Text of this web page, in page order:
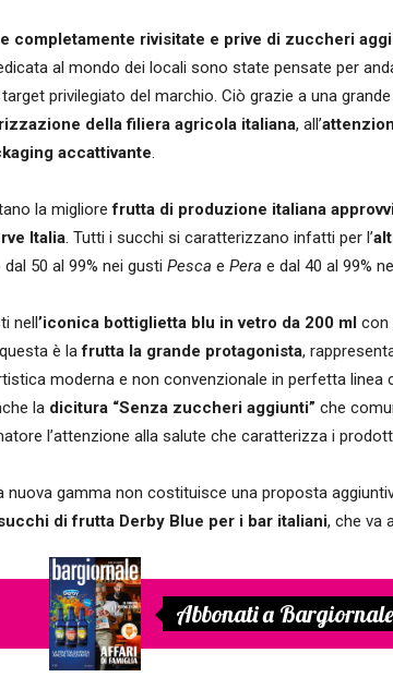
completamente rivisitate e prive di zuccheri
al mondo dei locali sono state pensate per
privilegiato del marchio. Ciò grazie a una grande
della filiera agricola italiana, all’
accattivante.
la migliorefrutta di produzione italiana
Italia. Tutti i succhi si caratterizzano infatti per l’
50 al 99% nei gusti Pesca e Pera e dal 40 al 99%
nell’iconica bottiglietta blu in vetro da 200 ml con
è lafrutta la grande protagonista,
moderna e non convenzionale in perfetta linea
la dicitura “Senza zuccheri aggiunti” che
l’attenzione alla salute che caratterizza i
nuova gamma non costituisce una proposta
di frutta Derby Blue per i bar italiani, che va
Abbonati a Bargiornale